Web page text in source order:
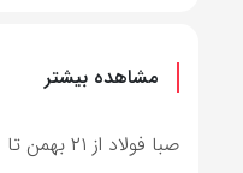
مشاهده بیشتر
صبا فولاد از ۲۱ بهمن تا ۱۳ اسفند تعطیل می‌شود